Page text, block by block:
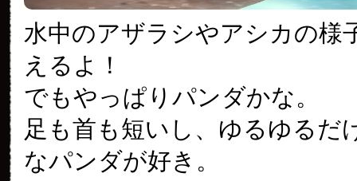
水中のアザラシやアシカの様
えるよ！
でもやっぱりパンダかな。
足も首も短いし、ゆるゆるだ
なパンダが好き。